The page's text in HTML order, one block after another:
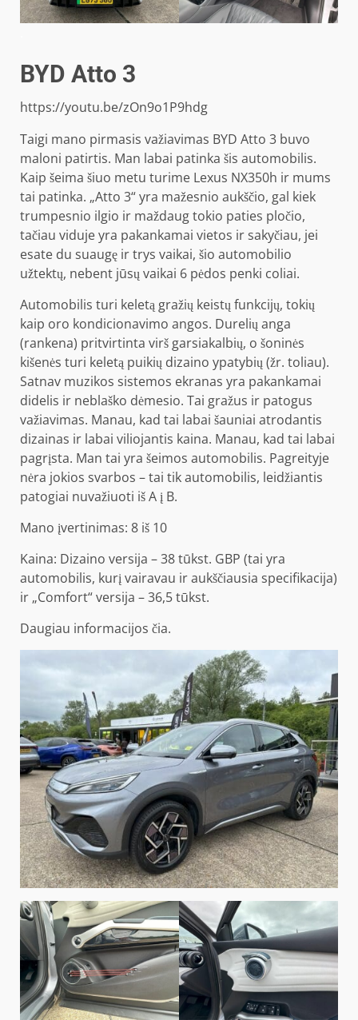
BYD Atto 3
https://youtu.be/zOn9o1P9hdg
Taigi mano pirmasis važiavimas BYD Atto 3 buvo
maloni patirtis. Man labai patinka šis automobilis.
Kaip šeima šiuo metu turime Lexus NX350h ir mums
tai patinka. „Atto 3“ yra mažesnio aukščio, gal kiek
trumpesnio ilgio ir maždaug tokio paties pločio,
tačiau viduje yra pakankamai vietos ir sakyčiau, jei
esate du suaugę ir trys vaikai, šio automobilio
užtektų, nebent jūsų vaikai 6 pėdos penki coliai.
Automobilis turi keletą gražių keistų funkcijų, tokių
kaip oro kondicionavimo angos. Durelių anga
(rankena) pritvirtinta virš garsiakalbių, o šoninės
kišenės turi keletą puikių dizaino ypatybių (žr. toliau).
Satnav muzikos sistemos ekranas yra pakankamai
didelis ir neblaško dėmesio. Tai gražus ir patogus
važiavimas. Manau, kad tai labai šauniai atrodantis
dizainas ir labai viliojantis kaina. Manau, kad tai labai
pagrįsta. Man tai yra šeimos automobilis. Pagreityje
nėra jokios svarbos – tai tik automobilis, leidžiantis
patogiai nuvažiuoti iš A į B.
Mano įvertinimas: 8 iš 10
Kaina: Dizaino versija – 38 tūkst. GBP (tai yra
automobilis, kurį vairavau ir aukščiausia specifikacija)
ir „Comfort“ versija – 36,5 tūkst.
Daugiau informacijos čia.